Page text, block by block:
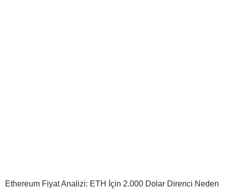
Ethereum Fiyat Analizi: ETH İçin 2.000 Dolar Direnci Neden